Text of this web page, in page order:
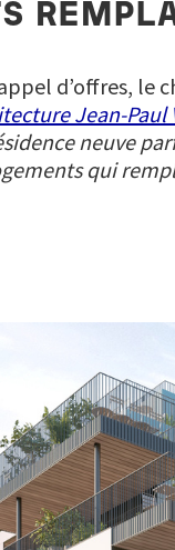
d’offres, le
Jean-Paul
neuve
qui